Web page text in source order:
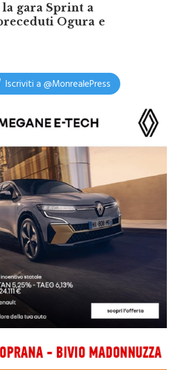
gara Sprint a
Ogura e
Iscriviti a @MonrealePress